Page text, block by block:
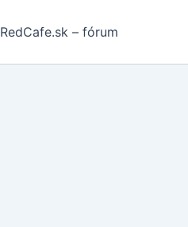
RedCafe.sk – fórum